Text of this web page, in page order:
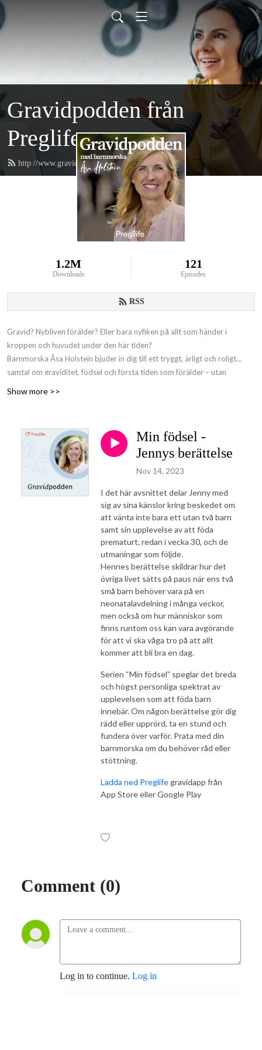
Gravidpodden från
Preglife
http://www.gravidpodden.se/feed.xml
1.2M
Downloads
121
Episodes
RSS
Gravid? Nybliven förälder? Eller bara nyfiken på allt som händer i
kroppen och huvudet under den här tiden?
Barnmorska Åsa Holstein bjuder in dig till ett tryggt, ärligt och roligt
samtal om graviditet, födsel och första tiden som förälder – utan
Show more >>
Min födsel -
Jennys berättelse
Nov 14, 2023
I det här avsnittet delar Jenny med
sig av sina känslor kring beskedet om
att vänta inte bara ett utan två barn
samt sin upplevelse av att föda
prematurt, redan i vecka 30, och de
utmaningar som följde.
Hennes berättelse skildrar hur det
övriga livet sätts på paus när ens två
små barn behöver vara på en
neonatalavdelning i många veckor,
men också om hur människor som
finns runtom oss kan vara avgörande
för att vi ska våga tro på att allt
kommer att bli bra en dag.
Serien “Min födsel” speglar det breda
och högst personliga spektrat av
upplevelsen som att föda barn
innebär. Om någon berättelse gör dig
rädd eller upprörd, ta en stund och
fundera över varför. Prata med din
barnmorska om du behöver råd eller
stöttning.
Ladda ned Preglife gravidapp från
App Store eller Google Play
Comment (0)
Log in to continue. Log in